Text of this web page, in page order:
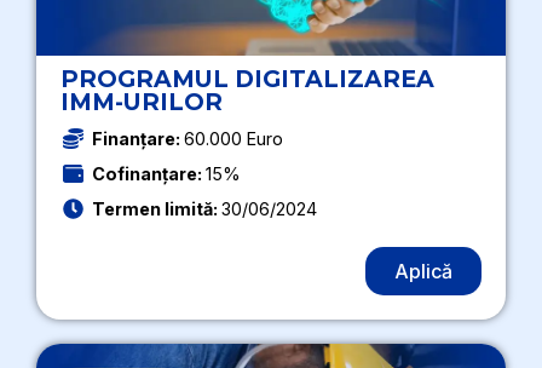
PROGRAMUL DIGITALIZAREA
IMM-URILOR
Finanțare:60.000 Euro
Cofinanțare:15%
Termen limită:30/06/2024
Aplică